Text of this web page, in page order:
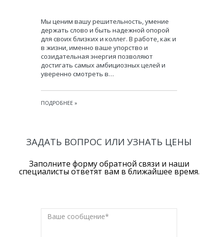
Мы ценим вашу решительность, умение
держать слово и быть надежной опорой
для своих близких и коллег. В работе, как и
в жизни, именно ваше упорство и
созидательная энергия позволяют
достигать самых амбициозных целей и
уверенно смотреть в…
ПОДРОБНЕЕ »
ЗАДАТЬ ВОПРОС ИЛИ УЗНАТЬ ЦЕНЫ
Заполните форму обратной связи и наши
специалисты ответят вам в ближайшее время.